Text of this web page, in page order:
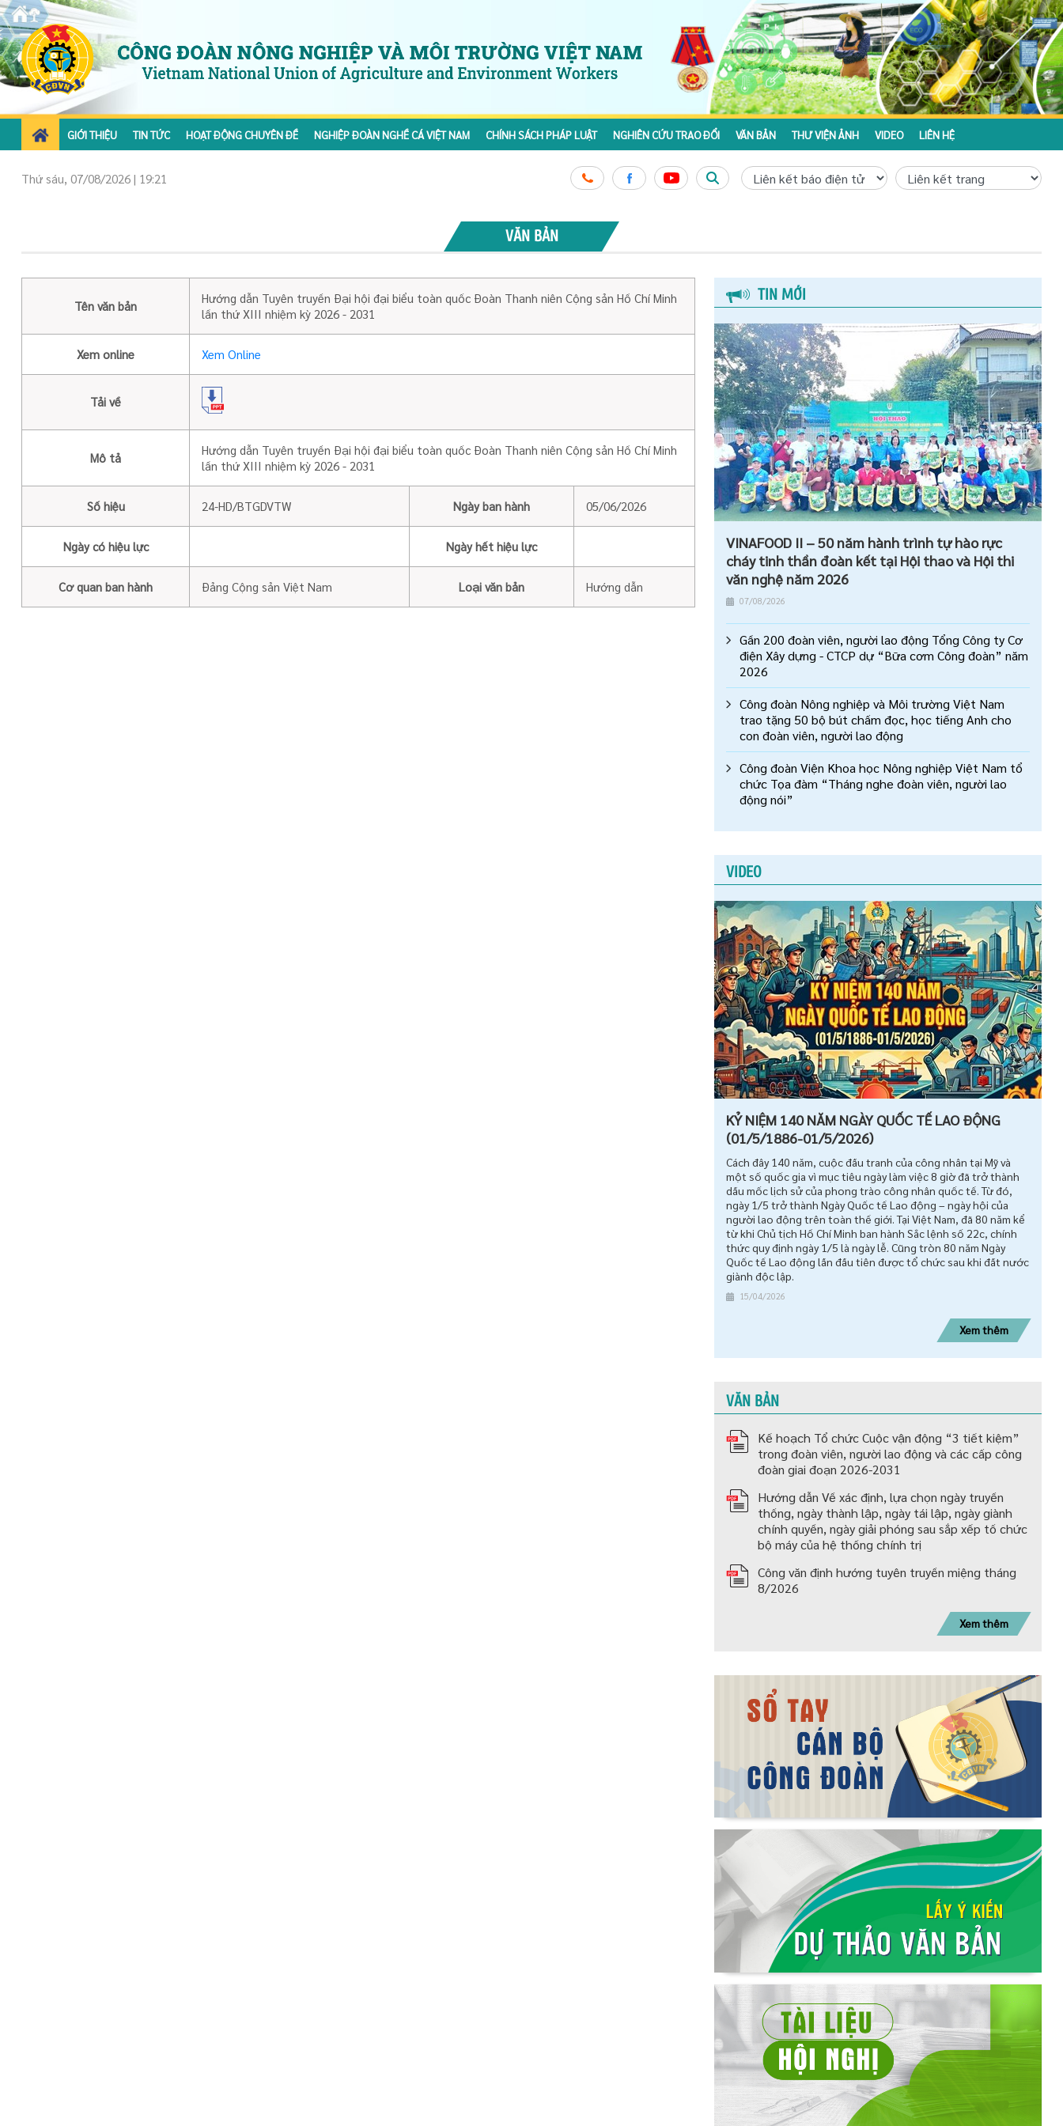
GIỚI THIỆU TIN TỨC HOẠT ĐỘNG CHUYÊN ĐỀ NGHIỆP ĐOÀN NGHỀ CÁ VIỆT NAM CHÍNH SÁCH PHÁP LUẬT NGHIÊN CỨU TRAO ĐỔI VĂN BẢN THƯ VIỆN ẢNH VIDEO LIÊN HỆ
Thứ sáu, 07/08/2026 | 19:21
VĂN BẢN
Tên văn bản
Hướng dẫn Tuyên truyền Đại hội đại biểu toàn quốc Đoàn Thanh niên Cộng sản Hồ Chí Minh
lần thứ XIII nhiệm kỳ 2026 - 2031
Xem online Xem Online
Tải về
Mô tả
Hướng dẫn Tuyên truyền Đại hội đại biểu toàn quốc Đoàn Thanh niên Cộng sản Hồ Chí Minh
lần thứ XIII nhiệm kỳ 2026 - 2031
Số hiệu 24-HD/BTGDVTW Ngày ban hành 05/06/2026
Ngày có hiệu lực Ngày hết hiệu lực
Cơ quan ban hành Đảng Cộng sản Việt Nam Loại văn bản Hướng dẫn
TIN MỚI
VINAFOOD II – 50 năm hành trình tự hào rực
cháy tinh thần đoàn kết tại Hội thao và Hội thi
văn nghệ năm 2026
07/08/2026
Gần 200 đoàn viên, người lao động Tổng Công ty Cơ
điện Xây dựng - CTCP dự “Bữa cơm Công đoàn” năm
2026
Công đoàn Nông nghiệp và Môi trường Việt Nam
trao tặng 50 bộ bút chấm đọc, học tiếng Anh cho
con đoàn viên, người lao động
Công đoàn Viện Khoa học Nông nghiệp Việt Nam tổ
chức Tọa đàm “Tháng nghe đoàn viên, người lao
động nói”
VIDEO
KỶ NIỆM 140 NĂM NGÀY QUỐC TẾ LAO ĐỘNG
(01/5/1886-01/5/2026)
Cách đây 140 năm, cuộc đấu tranh của công nhân tại Mỹ và
một số quốc gia vì mục tiêu ngày làm việc 8 giờ đã trở thành
dấu mốc lịch sử của phong trào công nhân quốc tế. Từ đó,
ngày 1/5 trở thành Ngày Quốc tế Lao động – ngày hội của
người lao động trên toàn thế giới. Tại Việt Nam, đã 80 năm kể
từ khi Chủ tịch Hồ Chí Minh ban hành Sắc lệnh số 22c, chính
thức quy định ngày 1/5 là ngày lễ. Cũng tròn 80 năm Ngày
Quốc tế Lao động lần đầu tiên được tổ chức sau khi đất nước
giành độc lập.
15/04/2026
Xem thêm
VĂN BẢN
Kế hoạch Tổ chức Cuộc vận động “3 tiết kiệm”
trong đoàn viên, người lao động và các cấp công
đoàn giai đoạn 2026-2031
Hướng dẫn Về xác định, lựa chọn ngày truyền
thống, ngày thành lập, ngày tái lập, ngày giành
chính quyền, ngày giải phóng sau sắp xếp tố chức
bộ máy của hệ thống chính trị
Công văn định hướng tuyên truyền miệng tháng
8/2026
Xem thêm